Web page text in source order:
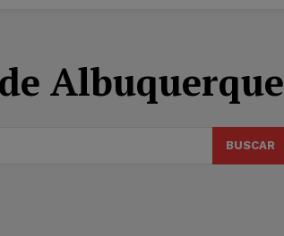
Albuquerque
BUSCAR